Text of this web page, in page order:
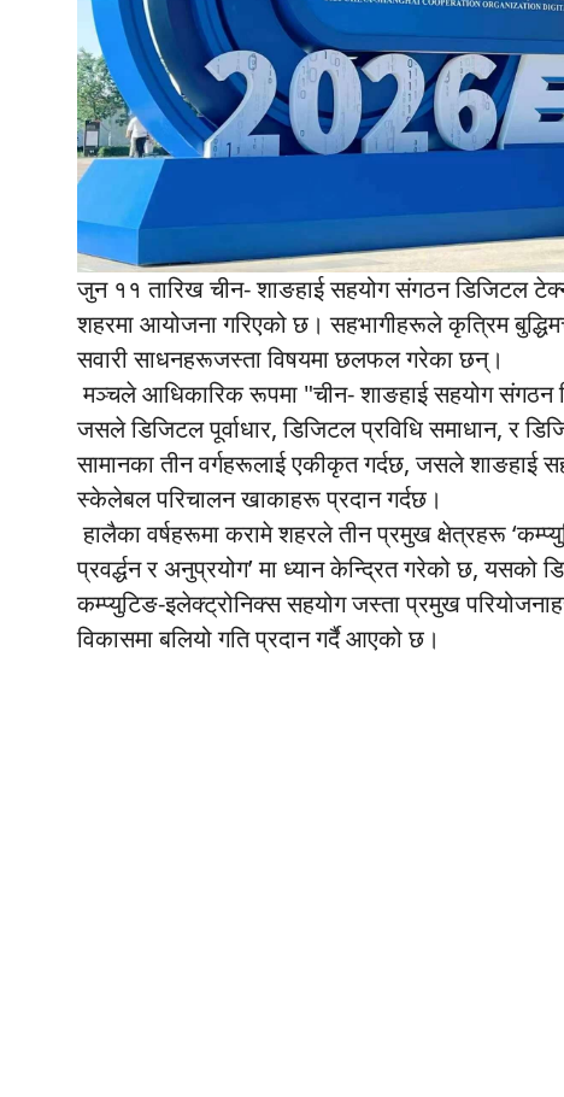
जुन ११ तारिख चीन- शाङहाई सहयोग संगठन डिजिटल
शहरमा आयोजना गरिएको छ। सहभागीहरूले कृत्रिम
सवारी साधनहरूजस्ता विषयमा छलफल गरेका छन्।
मञ्चले आधिकारिक रूपमा "चीन- शाङहाई सहयोग
जसले डिजिटल पूर्वाधार, डिजिटल प्रविधि समाधान, र
सामानका तीन वर्गहरूलाई एकीकृत गर्दछ, जसले शाङहाई
स्केलेबल परिचालन खाकाहरू प्रदान गर्दछ।
हालैका वर्षहरूमा करामे शहरले तीन प्रमुख क्षेत्रहरू
प्रवर्द्धन र अनुप्रयोग’ मा ध्यान केन्द्रित गरेको छ, यसको
कम्प्युटिङ-इलेक्ट्रोनिक्स सहयोग जस्ता प्रमुख
विकासमा बलियो गति प्रदान गर्दै आएको छ।